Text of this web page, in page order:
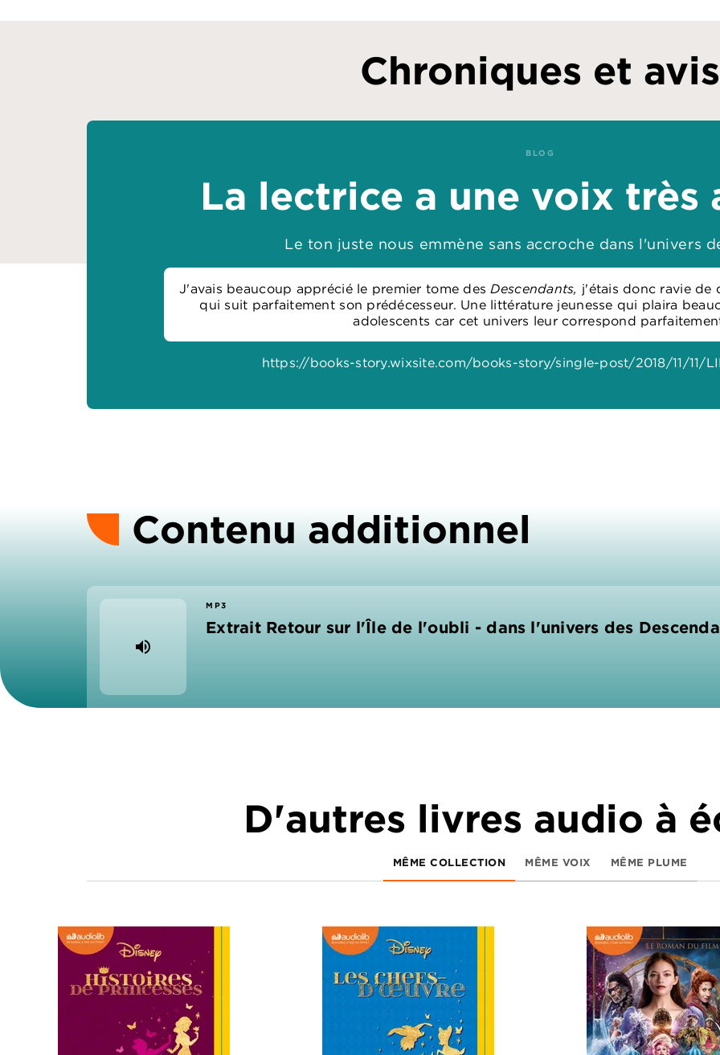
Chroniques et avis
BLOG
La lectrice a une voix très
Le ton juste nous emmène sans accroche dans l'univers
J'avais beaucoup apprécié le premier tome desDescendants, j'étais donc ravie de
qui suit parfaitement son prédécesseur. Une littérature jeunesse qui plaira
adolescents car cet univers leur correspond
https://books-story.wixsite.com/books-story/single-post/2018/11/11/
Contenu additionnel
volume_up
MP3
Extrait Retour sur l'Île de l'oubli - dans l'univers des
D'autres livres audio à
MÊME COLLECTION MÊME VOIX MÊME PLUME